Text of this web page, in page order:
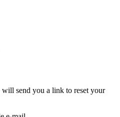
send you a link to reset your